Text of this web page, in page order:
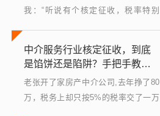
我：“听说有个核定征收，税率特别
我得先给你泼盆冷水——别光听别人
吹，你得...
中介服务行业核定征收，到底
是馅饼还是陷阱？手把手教你
算清楚
老张开了家房产中介公司,去年挣了80
万，税务上却只按5%的税率交了一万